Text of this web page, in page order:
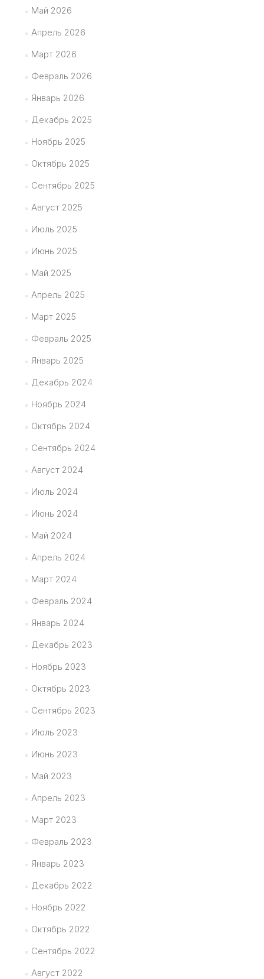
Май 2026
Апрель 2026
Март 2026
Февраль 2026
Январь 2026
Декабрь 2025
Ноябрь 2025
Октябрь 2025
Сентябрь 2025
Август 2025
Июль 2025
Июнь 2025
Май 2025
Апрель 2025
Март 2025
Февраль 2025
Январь 2025
Декабрь 2024
Ноябрь 2024
Октябрь 2024
Сентябрь 2024
Август 2024
Июль 2024
Июнь 2024
Май 2024
Апрель 2024
Март 2024
Февраль 2024
Январь 2024
Декабрь 2023
Ноябрь 2023
Октябрь 2023
Сентябрь 2023
Июль 2023
Июнь 2023
Май 2023
Апрель 2023
Март 2023
Февраль 2023
Январь 2023
Декабрь 2022
Ноябрь 2022
Октябрь 2022
Сентябрь 2022
Август 2022